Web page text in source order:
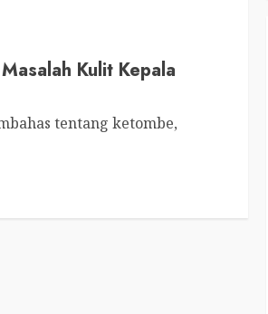
Kulit Kepala
tentang ketombe,